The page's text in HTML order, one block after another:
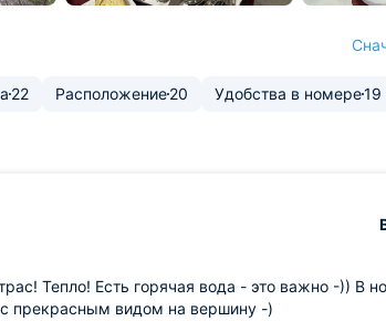
22 Расположение20 Удобства в номере19
Тепло! Есть горячая вода - это важно -)) В
прекрасным видом на вершину -)